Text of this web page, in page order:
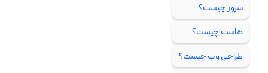
سرور چیست؟
هاست چیست؟
طراحی وب چیست؟